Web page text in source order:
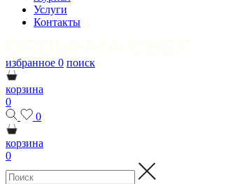
Услуги
Контакты
избранное 0 поиск
корзина
0
0
корзина
0